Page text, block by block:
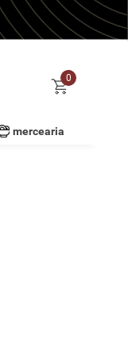
0
mercearia